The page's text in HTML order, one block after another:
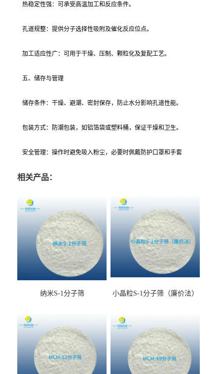
热稳定性强：可承受高温加工和反应条件。
孔道规整：提供分子选择性吸附及催化反应位点。
加工适应性广：可用于干燥、压制、颗粒化及复配工艺。
五、储存与管理
储存条件：干燥、避潮、密封保存，防止水分影响孔道性能。
包装方式：防潮包装，如铝箔袋或塑料桶，保证干燥和卫生。
安全管理：操作时避免吸入粉尘，必要时佩戴防护口罩和手套
相关产品：
纳米S-1分子筛 小晶粒S-1分子筛（廉价法）